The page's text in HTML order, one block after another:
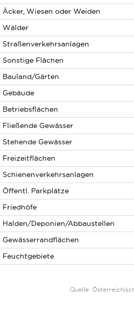
Äcker, Wiesen oder Weiden
Wälder
Straßenverkehrsanlagen
Sonstige Flächen
Bauland/Gärten
Gebäude
Betriebsflächen
Fließende Gewässer
Stehende Gewässer
Freizeitflächen
Schienenverkehrsanlagen
Öffentl. Parkplätze
Friedhöfe
Halden/Deponien/Abbaustellen
Gewässerrandflächen
Feuchtgebiete
Quelle: